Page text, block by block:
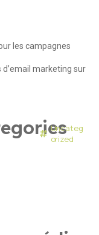
les campagnes
d’email marketing sur
Uncateg
orized